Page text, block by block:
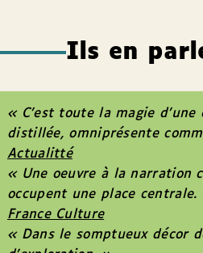
Ils en
« C’est toute la magie
distillée, omniprésente
Actualitté
« Une oeuvre à la narration
occupent une place centrale.
France Culture
« Dans le somptueux décor